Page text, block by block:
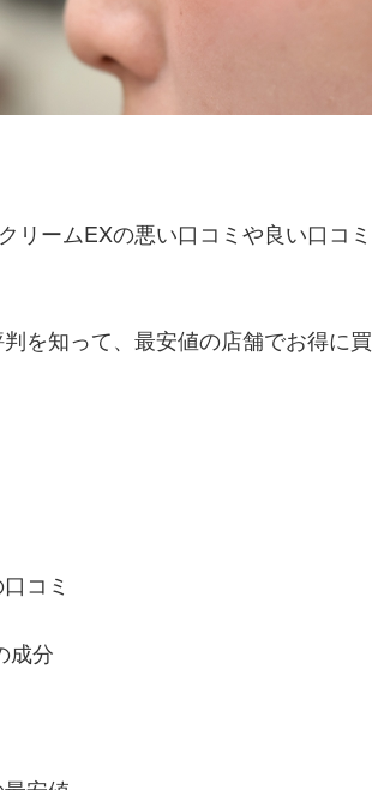
リームEXの悪い口コミや良い口コ
を知って、最安値の店舗でお得に
コミ
成分